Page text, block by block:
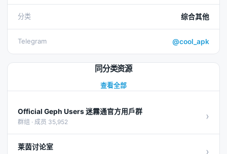
分类 综合其他
Telegram @cool_apk
同分类资源
查看全部
Official Geph Users 迷霧通官方用戶群
群组 · 成员 35,952 ›
莱茵讨论室 ›